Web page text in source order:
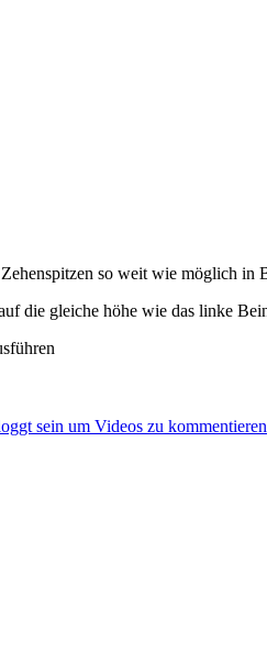
so weit wie möglich in
die gleiche höhe wie das linke
sein um Videos zu kommentieren